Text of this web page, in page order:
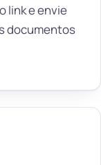
link e envie
documentos